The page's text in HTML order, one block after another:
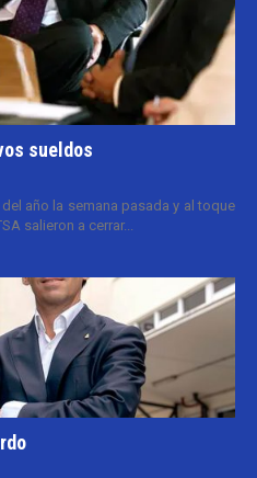
sueldos
año la semana pasada y al toque
salieron a cerrar...